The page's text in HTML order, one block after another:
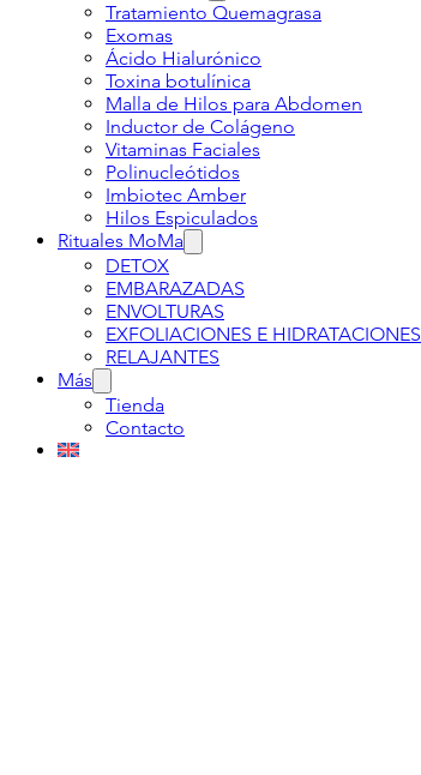
Tratamiento Quemagrasa
Exomas
Ácido Hialurónico
Toxina botulínica
Malla de Hilos para Abdomen
Inductor de Colágeno
Vitaminas Faciales
Polinucleótidos
Imbiotec Amber
Hilos Espiculados
Rituales MoMa
DETOX
EMBARAZADAS
ENVOLTURAS
EXFOLIACIONES E HIDRATACIONES
RELAJANTES
Más
Tienda
Contacto